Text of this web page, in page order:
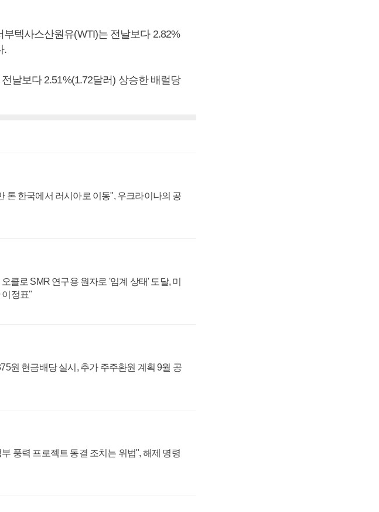
텍사스산원유(WTI)는 전날보다 2.82%
.
날보다 2.51%(1.72달러) 상승한 배럴당
톤 한국에서 러시아로 이동", 우크라이나의 공
클로 SMR 연구용 원자로 '임계 상태' 도달, 미
이정표"
원 현금배당 실시, 추가 주주환원 계획 9월 공
풍력 프로젝트 동결 조치는 위법", 해제 명령